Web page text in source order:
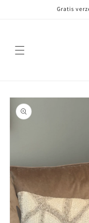
Gratis
direct naar